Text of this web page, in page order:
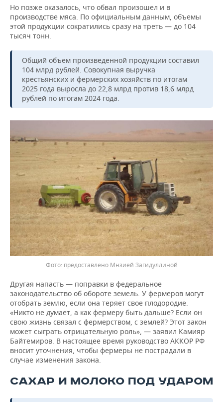
Но позже оказалось, что обвал произошел и в
производстве мяса. По официальным данным, объемы
этой продукции сократились сразу на треть — до 104
тысяч тонн.
Общий объем произведенной продукции составил
104 млрд рублей. Совокупная выручка
крестьянских и фермерских хозяйств по итогам
2025 года выросла до 22,8 млрд против 18,6 млрд
рублей по итогам 2024 года.
предоставлено Мнзией Загидуллиной
Другая напасть — поправки в федеральное
законодательство об обороте земель. У фермеров могут
отобрать землю, если она теряет свое плодородие.
«Никто не думает, а как фермеру быть дальше? Если он
свою жизнь связал с фермерством, с землей? Этот закон
может сыграть отрицательную роль», — заявил Камияр
Байтемиров. В настоящее время руководство АККОР РФ
вносит уточнения, чтобы фермеры не пострадали в
случае изменения закона.
САХАР И МОЛОКО ПОД УДАРОМ